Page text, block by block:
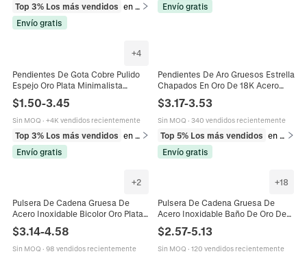
Top 3% Los más vendidos
en Anillos
Envío gratis
Envío gratis
+4
Pendientes De Gota Cobre Pulido
Espejo Oro Plata Minimalista
Mujeres
$1.50-3.45
Sin MOQ · +4K vendidos recientemente
Top 3% Los más vendidos
Envío gratis
Pendientes De Aro Gruesos Estrella
Chapados En Oro De 18K Acero
Colores Para Mujer
$3.17-3.53
Sin MOQ · 340 vendidos recientemente
Top 5% Los más vendidos
Envío gratis
+2
Pulsera De Cadena Gruesa De
Acero Inoxidable Bicolor Oro Plata
Ajustable Estilo Industrial Moderno
Joyería Para Mujeres
Hipoalergénico
$3.14-4.58
Sin MOQ · 98 vendidos recientemente
+18
Pulsera De Cadena Gruesa De
Acero Inoxidable Baño De Oro De
18K Estilo Hip Hop Punk Para
Hombres Mujeres Joyería
$2.57-5.13
Sin MOQ · 120 vendidos recientemente